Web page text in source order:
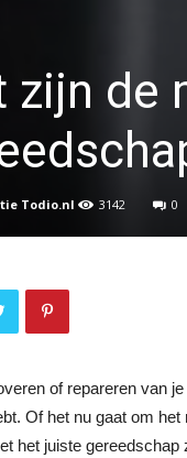
zijn de
Todio.nl 3142 0
of repareren van
Of het nu gaat om
het juiste